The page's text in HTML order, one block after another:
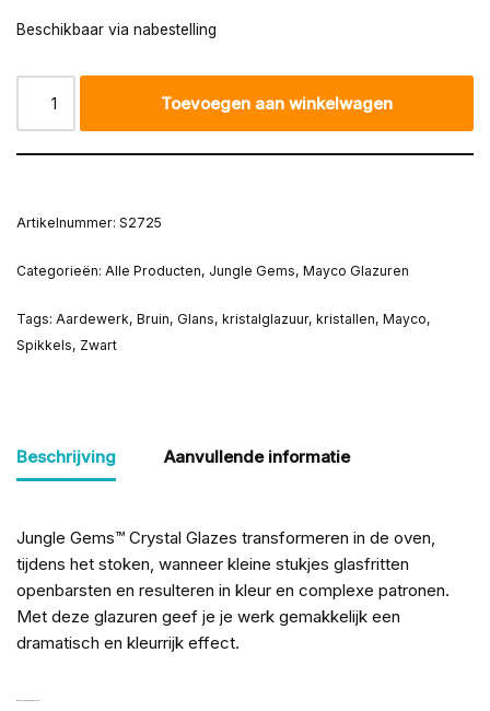
Beschikbaar via nabestelling
Toevoegen aan winkelwagen
Artikelnummer: S2725
Categorieën: Alle Producten, Jungle Gems, Mayco Glazuren
Tags: Aardewerk, Bruin, Glans, kristalglazuur, kristallen, Mayco,
Spikkels, Zwart
Beschrijving Aanvullende informatie
Jungle Gems™ Crystal Glazes transformeren in de oven,
tijdens het stoken, wanneer kleine stukjes glasfritten
openbarsten en resulteren in kleur en complexe patronen.
Met deze glazuren geef je je werk gemakkelijk een
dramatisch en kleurrijk effect.